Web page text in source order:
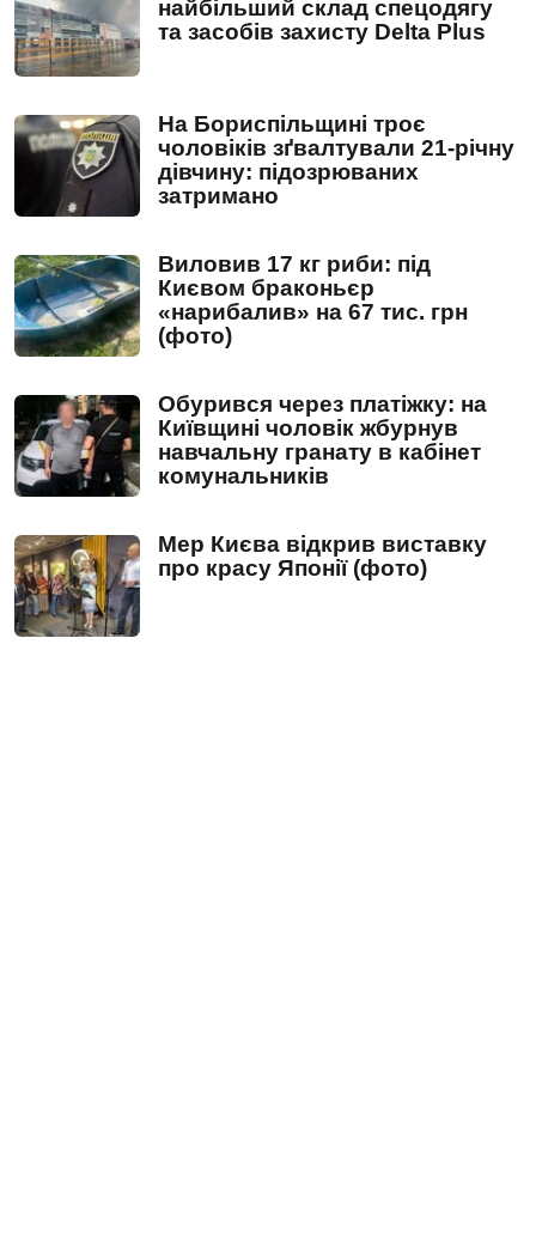
найбільший склад спецодягу
та засобів захисту Delta Plus
На Бориспільщині троє
чоловіків зґвалтували 21-річну
дівчину: підозрюваних
затримано
Виловив 17 кг риби: під
Києвом браконьєр
«нарибалив» на 67 тис. грн
(фото)
Обурився через платіжку: на
Київщині чоловік жбурнув
навчальну гранату в кабінет
комунальників
Мер Києва відкрив виставку
про красу Японії (фото)